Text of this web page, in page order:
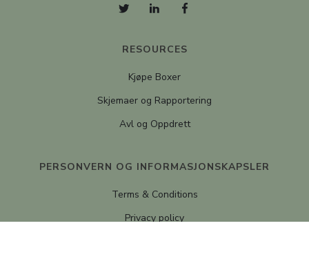
RESOURCES
Kjøpe Boxer
Skjemaer og Rapportering
Avl og Oppdrett
PERSONVERN OG INFORMASJONSKAPSLER
Terms & Conditions
Privacy policy